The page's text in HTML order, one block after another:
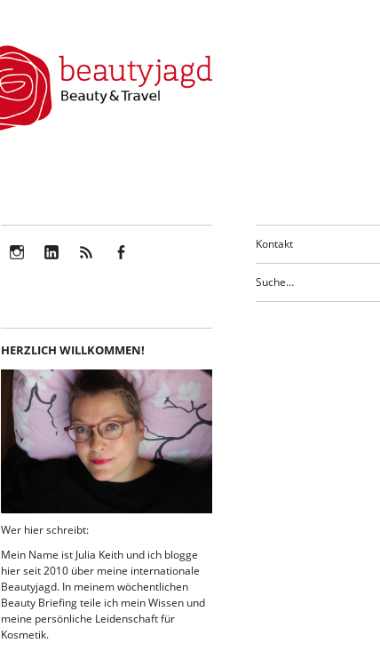
Kontakt
HERZLICH WILLKOMMEN!
Wer hier schreibt:
Mein Name ist Julia Keith und ich blogge
hier seit 2010 über meine internationale
Beautyjagd. In meinem wöchentlichen
Beauty Briefing teile ich mein Wissen und
meine persönliche Leidenschaft für
Kosmetik.